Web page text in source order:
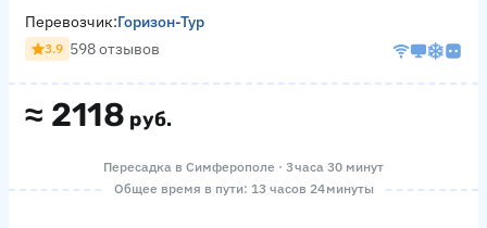
≈ 2118 руб.
Перевозчик:Горизон-Тур
3.9 598 отзывов
Пересадка в Симферополе · 3 часа 30 минут
Общее время в пути: 13 часов 24 минуты